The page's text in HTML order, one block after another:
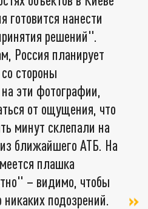
готовится нанести
решений".
Россия планирует
стороны
эти фотографии,
от ощущения, что
минут склепали на
ближайшего АТБ. На
плашка
– видимо, чтобы
подозрений.